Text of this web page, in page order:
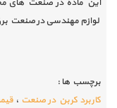
لوازم مهندسی در صنعت
برچسب ها :
کاربرد کربن در صنعت ،